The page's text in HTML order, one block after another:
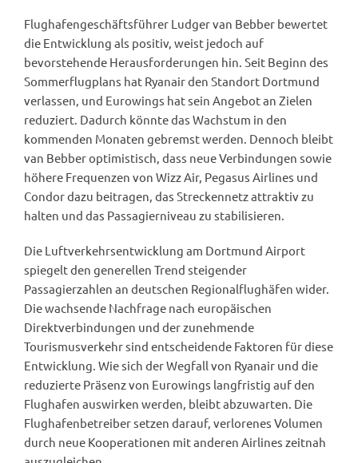
Flughafengeschäftsführer Ludger van Bebber bewertet
die Entwicklung als positiv, weist jedoch auf
bevorstehende Herausforderungen hin. Seit Beginn des
Sommerflugplans hat Ryanair den Standort Dortmund
verlassen, und Eurowings hat sein Angebot an Zielen
reduziert. Dadurch könnte das Wachstum in den
kommenden Monaten gebremst werden. Dennoch bleibt
van Bebber optimistisch, dass neue Verbindungen sowie
höhere Frequenzen von Wizz Air, Pegasus Airlines und
Condor dazu beitragen, das Streckennetz attraktiv zu
halten und das Passagierniveau zu stabilisieren.
Die Luftverkehrsentwicklung am Dortmund Airport
spiegelt den generellen Trend steigender
Passagierzahlen an deutschen Regionalflughäfen wider.
Die wachsende Nachfrage nach europäischen
Direktverbindungen und der zunehmende
Tourismusverkehr sind entscheidende Faktoren für diese
Entwicklung. Wie sich der Wegfall von Ryanair und die
reduzierte Präsenz von Eurowings langfristig auf den
Flughafen auswirken werden, bleibt abzuwarten. Die
Flughafenbetreiber setzen darauf, verlorenes Volumen
durch neue Kooperationen mit anderen Airlines zeitnah